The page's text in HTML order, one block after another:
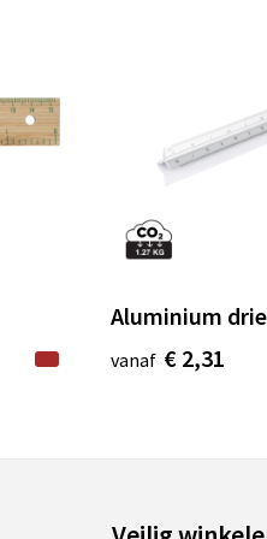
Aluminium
vanaf € 2,31